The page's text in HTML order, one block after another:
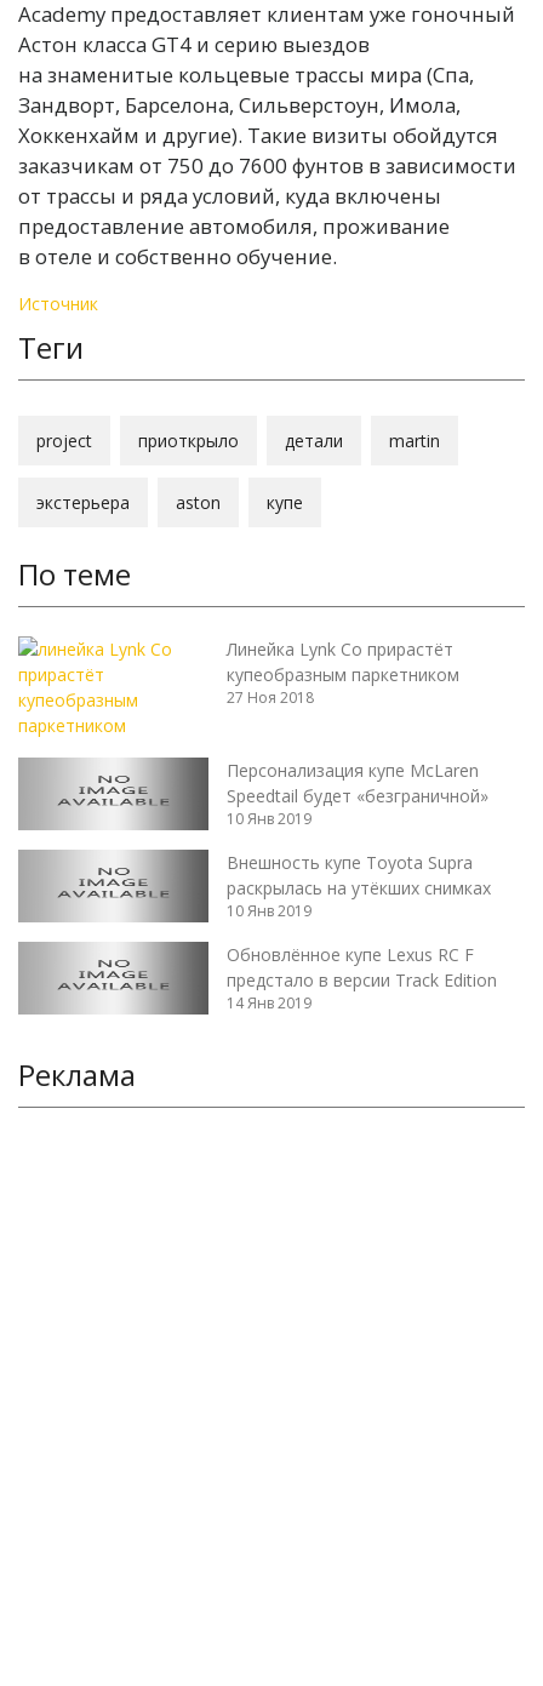
Academy предоставляет клиентам уже гоночный
Астон класса GT4 и серию выездов
на знаменитые кольцевые трассы мира (Спа,
Зандворт, Барселона, Сильверстоун, Имола,
Хоккенхайм и другие). Такие визиты обойдутся
заказчикам от 750 до 7600 фунтов в зависимости
от трассы и ряда условий, куда включены
предоставление автомобиля, проживание
в отеле и собственно обучение.
Источник
Теги
project приоткрыло детали martin
экстерьера aston купе
По теме
Линейка Lynk Co прирастёт
купеобразным паркетником
27 Ноя 2018
Персонализация купе McLaren
Speedtail будет «безграничной»
10 Янв 2019
Внешность купе Toyota Supra
раскрылась на утёкших снимках
10 Янв 2019
Обновлённое купе Lexus RC F
предстало в версии Track Edition
14 Янв 2019
Реклама